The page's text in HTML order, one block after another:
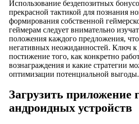
Использование бездепозитных
прекрасной тактикой для познания
формирования собственной
геймерам следует внимательно
положения каждого предложения,
негативных неожиданностей. Ключ
постижение того, как конкретно
вознаграждения и какие стратегии
оптимизации потенциальной выгоды.
Загрузить приложение
андроидных устройств